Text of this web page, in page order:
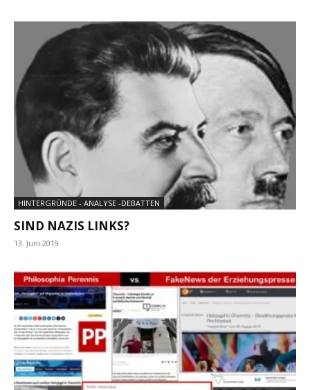
HINTERGRÜNDE - ANALYSE -DEBATTEN
SIND NAZIS LINKS?
13. Juni 2019